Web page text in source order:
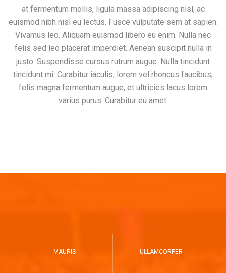
at fermentum mollis, ligula massa adipiscing nisl, ac
euismod nibh nisl eu lectus. Fusce vulputate sem at sapien.
Vivamus leo. Aliquam euismod libero eu enim. Nulla nec
felis sed leo placerat imperdiet. Aenean suscipit nulla in
justo. Suspendisse cursus rutrum augue. Nulla tincidunt
tincidunt mi. Curabitur iaculis, lorem vel rhoncus faucibus,
felis magna fermentum augue, et ultricies lacus lorem
varius purus. Curabitur eu amet.
MAURIS ULLAMCORPER